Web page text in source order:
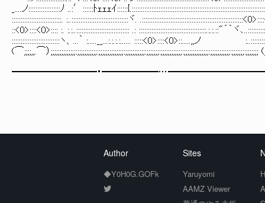
_....ノ::::::::::::::::::ﾉ ..:′::::::ﾄｪｪｪｲ
::::::::::::::::::::::::::::. :..::::::::::::::::::::::::::::::::ヾ.
::<0>::::<0>:::: :. :.:..:::::::::::::::::::::::::::::: .: ::::::::::::::::::::::::::::::::::::::.:.:.::"´｀ヾ､
:::::::::::::::::::::::::::ヽ、...｀ :.....__...:.:.:.:...... :::::<0>::::<0>::.....,,ノ
(⌒;;;;,,.⌒）
━━━━━━━━━・
Author
◆Y0H0G.GOFk
Sites
Yaruyomi
AAMZ Viewer